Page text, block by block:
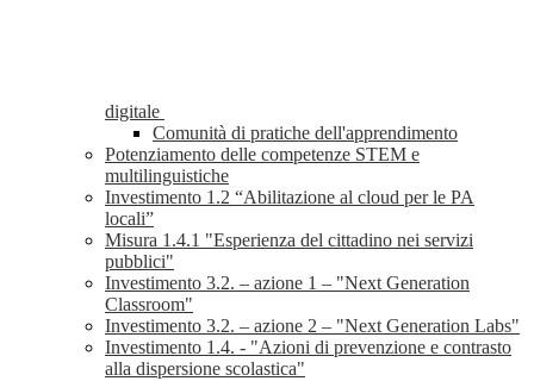
digitale
Comunità di pratiche dell'apprendimento
Potenziamento delle competenze STEM e
multilinguistiche
Investimento 1.2 “Abilitazione al cloud per le PA
locali”
Misura 1.4.1 "Esperienza del cittadino nei servizi
pubblici"
Investimento 3.2. – azione 1 – "Next Generation
Classroom"
Investimento 3.2. – azione 2 – "Next Generation Labs"
Investimento 1.4. - "Azioni di prevenzione e contrasto
alla dispersione scolastica"